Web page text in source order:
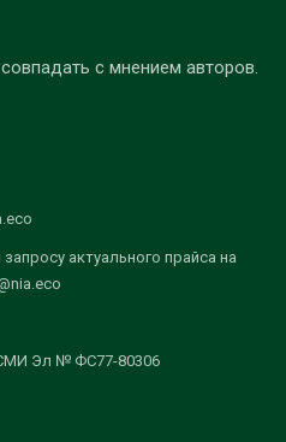
с мнением авторов.
актуального прайса на
Эл № ФС77-80306